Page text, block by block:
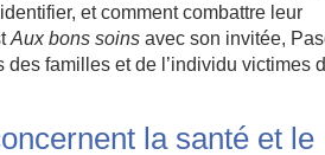
et comment combattre leur
Aux bons soins avec son invitée,
familles et de l’individu victimes
la santé et le